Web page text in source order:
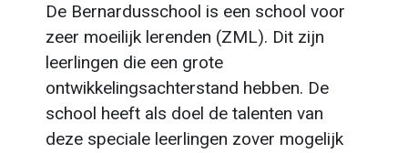
De Bernardusschool is een school voor
zeer moeilijk lerenden (ZML). Dit zijn
leerlingen die een grote
ontwikkelingsachterstand hebben. De
school heeft als doel de talenten van
deze speciale leerlingen zover mogelijk